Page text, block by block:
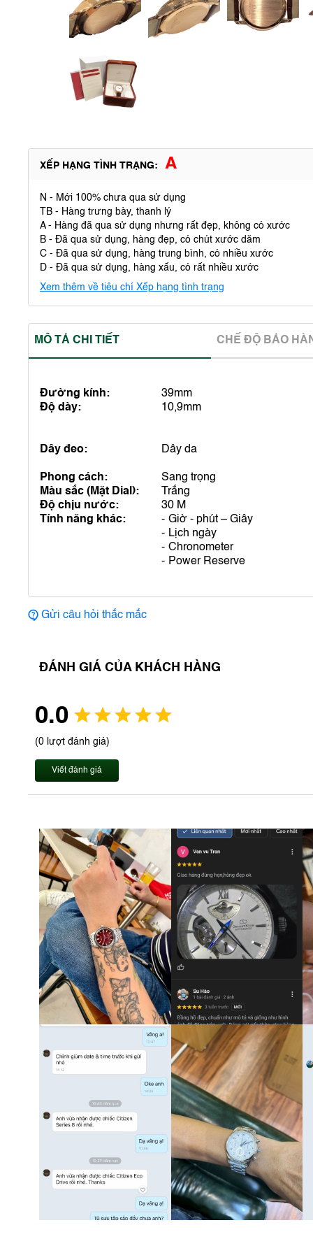
XẾP HẠNG TÌNH TRẠNG: A
N - Mới 100% chưa qua sử dụng
TB - Hàng trưng bày, thanh lý
A - Hàng đã qua sử dụng nhưng rất đẹp, không có xước
B - Đã qua sử dụng, hàng đẹp, có chút xước dăm
C - Đã qua sử dụng, hàng trung bình, có nhiều xước
D - Đã qua sử dụng, hàng xấu, có rất nhiều xước
Xem thêm về tiêu chí Xếp hạng tình trạng
MÔ TẢ CHI TIẾT CHẾ ĐỘ BẢO
Đường kính:
39mm
Độ dày:
10,9mm
Dây đeo: Dây da
Phong cách:
Sang trọng
Màu sắc (Mặt Dial):
Trắng
Độ chịu nước:
30 M
Tính năng khác:
Giờ - phút – Giây
Lịch ngày
Chronometer
Power Reserve
Gửi câu hỏi thắc mắc
ĐÁNH GIÁ CỦA KHÁCH HÀNG
0.0
(0 lượt đánh giá)
Viết đánh giá